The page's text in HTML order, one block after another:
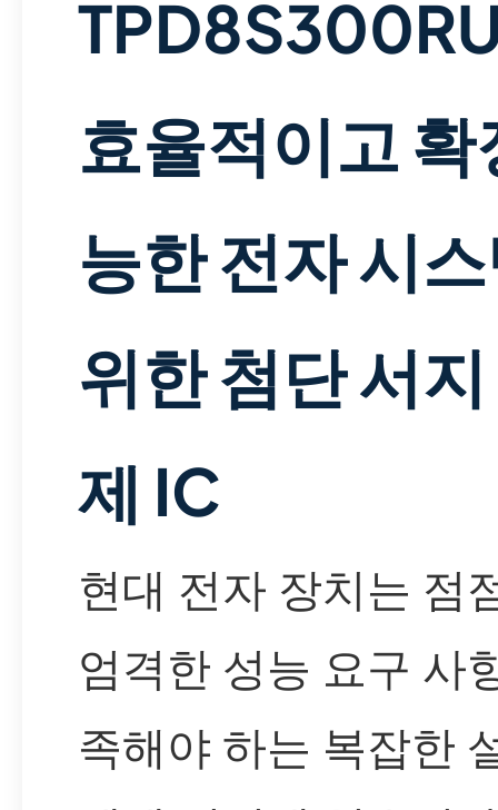
효율적이고 확
능한 전자 시
위한 첨단 서
제 IC
현대 전자 장치는 점
엄격한 성능 요구 사
족해야 하는 복잡한